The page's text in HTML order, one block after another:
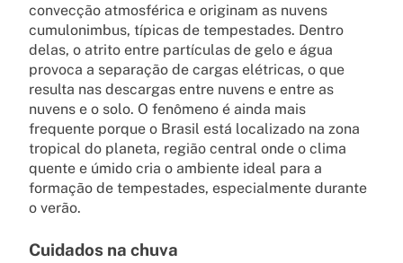
convecção atmosférica e originam as nuvens
cumulonimbus, típicas de tempestades. Dentro
delas, o atrito entre partículas de gelo e água
provoca a separação de cargas elétricas, o que
resulta nas descargas entre nuvens e entre as
nuvens e o solo. O fenômeno é ainda mais
frequente porque o Brasil está localizado na zona
tropical do planeta, região central onde o clima
quente e úmido cria o ambiente ideal para a
formação de tempestades, especialmente durante
o verão.
Cuidados na chuva